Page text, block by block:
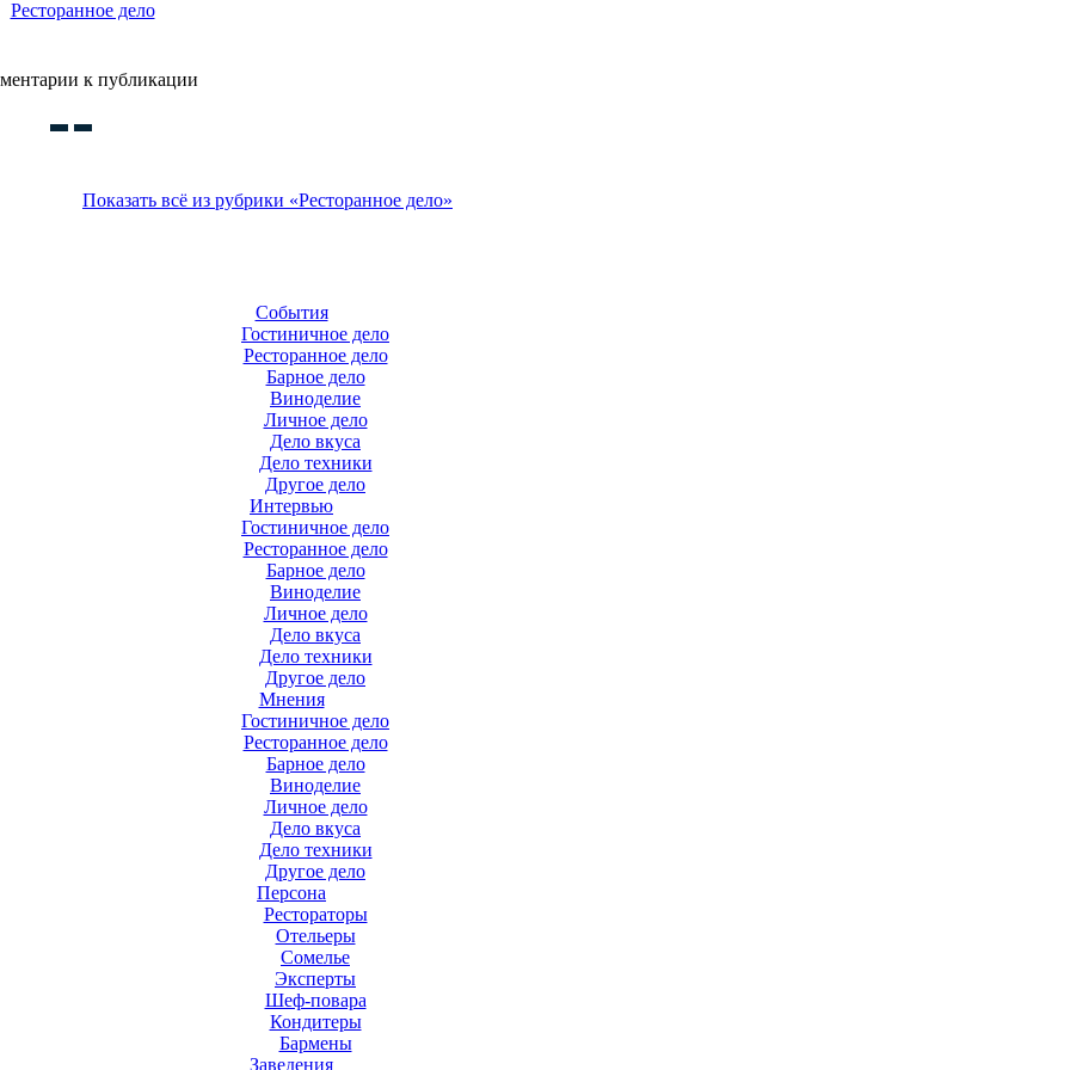
Ресторанное дело
к публикации
Показать всё из рубрики «Ресторанное дело»
События
Гостиничное дело
Ресторанное дело
Барное дело
Виноделие
Личное дело
Дело вкуса
Дело техники
Другое дело
Интервью
Гостиничное дело
Ресторанное дело
Барное дело
Виноделие
Личное дело
Дело вкуса
Дело техники
Другое дело
Мнения
Гостиничное дело
Ресторанное дело
Барное дело
Виноделие
Личное дело
Дело вкуса
Дело техники
Другое дело
Персона
Рестораторы
Отельеры
Сомелье
Эксперты
Шеф-повара
Кондитеры
Бармены
Заведения